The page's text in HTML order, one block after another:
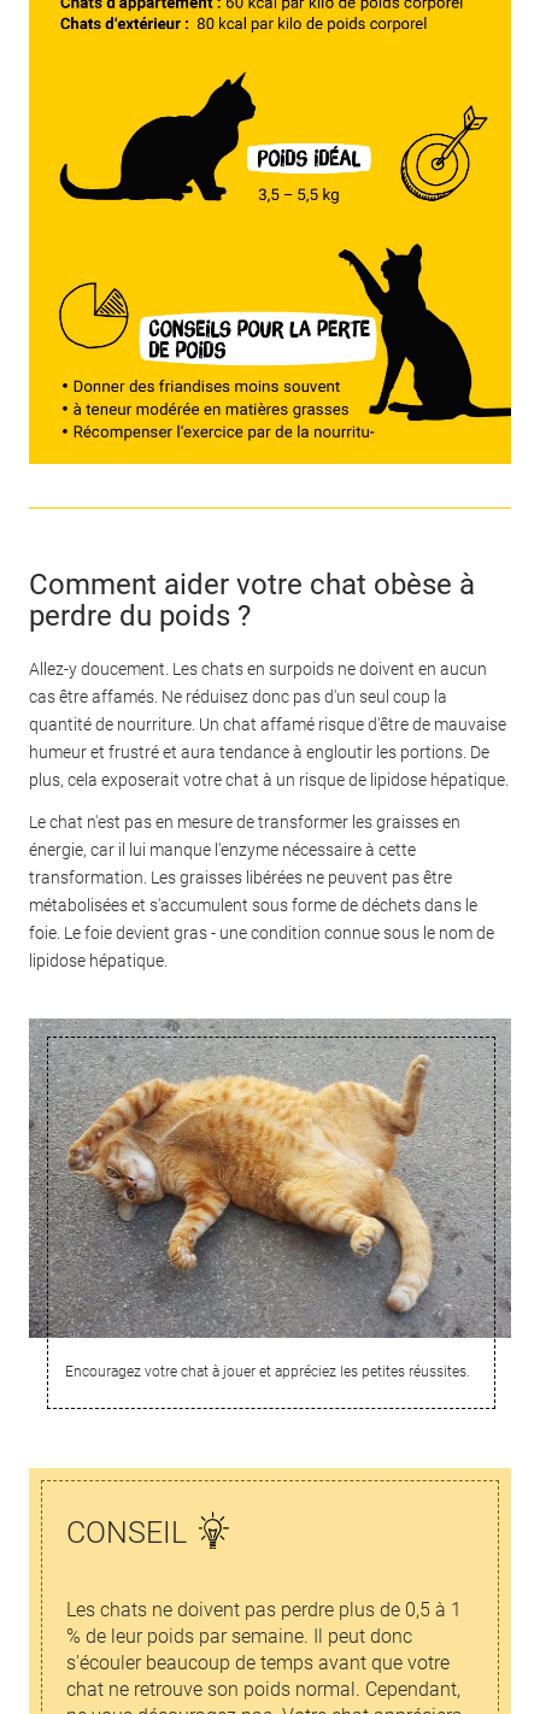
Comment aider votre chat obèse à
perdre du poids ?
Allez-y doucement. Les chats en surpoids ne doivent en aucun
cas être affamés. Ne réduisez donc pas d'un seul coup la
quantité de nourriture. Un chat affamé risque d'être de mauvaise
humeur et frustré et aura tendance à engloutir les portions. De
plus, cela exposerait votre chat à un risque de lipidose hépatique.
Le chat n'est pas en mesure de transformer les graisses en
énergie, car il lui manque l'enzyme nécessaire à cette
transformation. Les graisses libérées ne peuvent pas être
métabolisées et s'accumulent sous forme de déchets dans le
foie. Le foie devient gras - une condition connue sous le nom de
lipidose hépatique.
Encouragez votre chat à jouer et appréciez les petites réussites.
CONSEIL
Les chats ne doivent pas perdre plus de 0,5 à 1
% de leur poids par semaine. Il peut donc
s'écouler beaucoup de temps avant que votre
chat ne retrouve son poids normal. Cependant,